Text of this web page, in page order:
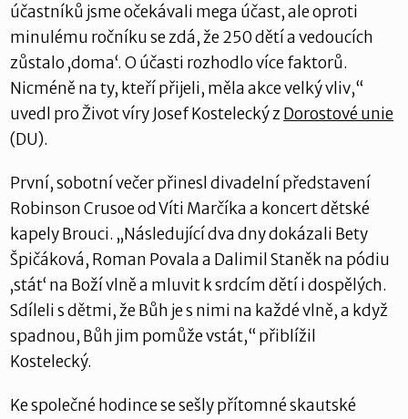
účastníků jsme očekávali mega účast, ale oproti
minulému ročníku se zdá, že 250 dětí a vedoucích
zůstalo ‚doma‘. O účasti rozhodlo více faktorů.
Nicméně na ty, kteří přijeli, měla akce velký vliv,“
uvedl pro Život víry Josef Kostelecký z Dorostové unie
(DU).
První, sobotní večer přinesl divadelní představení
Robinson Crusoe od Víti Marčíka a koncert dětské
kapely Brouci. „Následující dva dny dokázali Bety
Špičáková, Roman Povala a Dalimil Staněk na pódiu
‚stát‘ na Boží vlně a mluvit k srdcím dětí i dospělých.
Sdíleli s dětmi, že Bůh je s nimi na každé vlně, a když
spadnou, Bůh jim pomůže vstát,“ přiblížil
Kostelecký.
Ke společné hodince se sešly přítomné skautské